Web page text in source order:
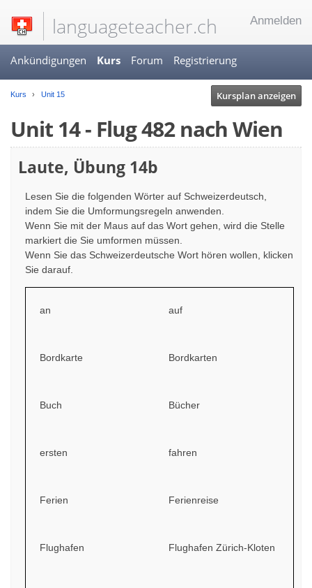
languageteacher.ch Anmelden
Ankündigungen Kurs Forum Registrierung
Kursplan anzeigen
Kurs Unit 15
Unit 14 - Flug 482 nach Wien
Laute, Übung 14b
Lesen Sie die folgenden Wörter auf Schweizerdeutsch,
indem Sie die Umformungsregeln anwenden.
Wenn Sie mit der Maus auf das Wort gehen, wird die Stelle
markiert die Sie umformen müssen.
Wenn Sie das Schweizerdeutsche Wort hören wollen, klicken
Sie darauf.
an auf
Bordkarte Bordkarten
Buch Bücher
ersten fahren
Ferien Ferienreise
Flughafen Flughafen Zürich-Kloten